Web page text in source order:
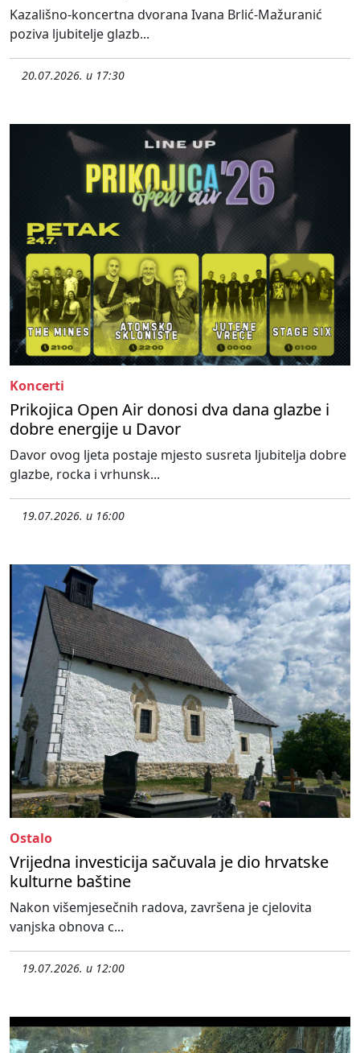
Kazališno-koncertna dvorana Ivana Brlić-Mažuranić
poziva ljubitelje glazb...
20.07.2026. u 17:30
Koncerti
Prikojica Open Air donosi dva dana glazbe i
dobre energije u Davor
Davor ovog ljeta postaje mjesto susreta ljubitelja dobre
glazbe, rocka i vrhunsk...
19.07.2026. u 16:00
Ostalo
Vrijedna investicija sačuvala je dio hrvatske
kulturne baštine
Nakon višemjesečnih radova, završena je cjelovita
vanjska obnova c...
19.07.2026. u 12:00